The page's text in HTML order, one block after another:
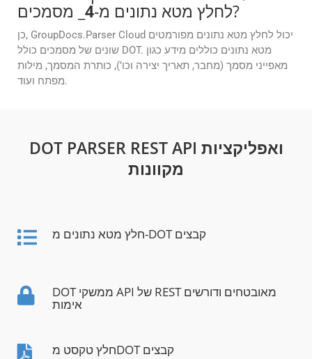
לחלץ מטא נתונים מ-4 _ מסמכים?
כן, GroupDocs.Parser Cloud יכול לחלץ מטא נתונים מפורמטים
שונים של מסמכים כולל DOT. מטא נתונים כוללים מידע כגון
מאפייני מסמך (מחבר, תאריך יצירה וכו’), כותרת המסמך, מילות
מפתח ועוד.
DOT PARSER REST API ואפליקציות
מקוונות
חלץ מטא נתונים מ-DOT קבצים
DOT ממשקי API של REST מאובטחים ודורשים
אימות
חלץ טקסט מDOT קבצים